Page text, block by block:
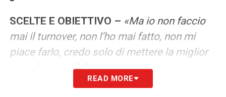
SCELTE E OBIETTIVO – «Ma io non faccio
mai il turnover, non l’ho mai fatto, non mi
piace farlo, credo solo di mettere la miglior
squadra possibile in campo in questo
momento, ho ritenuto opportuno mettere
READ MORE